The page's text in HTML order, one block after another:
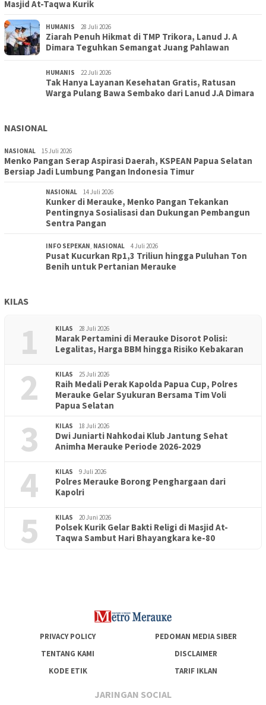
Masjid At-Taqwa Kurik
HUMANIS 28 Juli 2026
Ziarah Penuh Hikmat di TMP Trikora, Lanud J. A
Dimara Teguhkan Semangat Juang Pahlawan
HUMANIS 22 Juli 2026
Tak Hanya Layanan Kesehatan Gratis, Ratusan
Warga Pulang Bawa Sembako dari Lanud J.A Dimara
NASIONAL
NASIONAL 15 Juli 2026
Menko Pangan Serap Aspirasi Daerah, KSPEAN Papua Selatan
Bersiap Jadi Lumbung Pangan Indonesia Timur
NASIONAL 14 Juli 2026
Kunker di Merauke, Menko Pangan Tekankan
Pentingnya Sosialisasi dan Dukungan Pembangun
Sentra Pangan
INFO SEPEKAN, NASIONAL 4 Juli 2026
Pusat Kucurkan Rp1,3 Triliun hingga Puluhan Ton
Benih untuk Pertanian Merauke
KILAS
1 KILAS 28 Juli 2026
Marak Pertamini di Merauke Disorot Polisi:
Legalitas, Harga BBM hingga Risiko Kebakaran
2 KILAS 25 Juli 2026
Raih Medali Perak Kapolda Papua Cup, Polres
Merauke Gelar Syukuran Bersama Tim Voli
Papua Selatan
3 KILAS 18 Juli 2026
Dwi Juniarti Nahkodai Klub Jantung Sehat
Animha Merauke Periode 2026-2029
4 KILAS 9 Juli 2026
Polres Merauke Borong Penghargaan dari
Kapolri
5 KILAS 20 Juni 2026
Polsek Kurik Gelar Bakti Religi di Masjid At-
Taqwa Sambut Hari Bhayangkara ke-80
PENDIDIKAN 18 Juni 2026
Lepas Puluhan Peserta Didik, TK Yapis 2 Merauke Siapkan
PRIVACY POLICY
PEDOMAN MEDIA SIBER
TENTANG KAMI
DISCLAIMER
KODE ETIK
TARIF IKLAN
JARINGAN SOCIAL